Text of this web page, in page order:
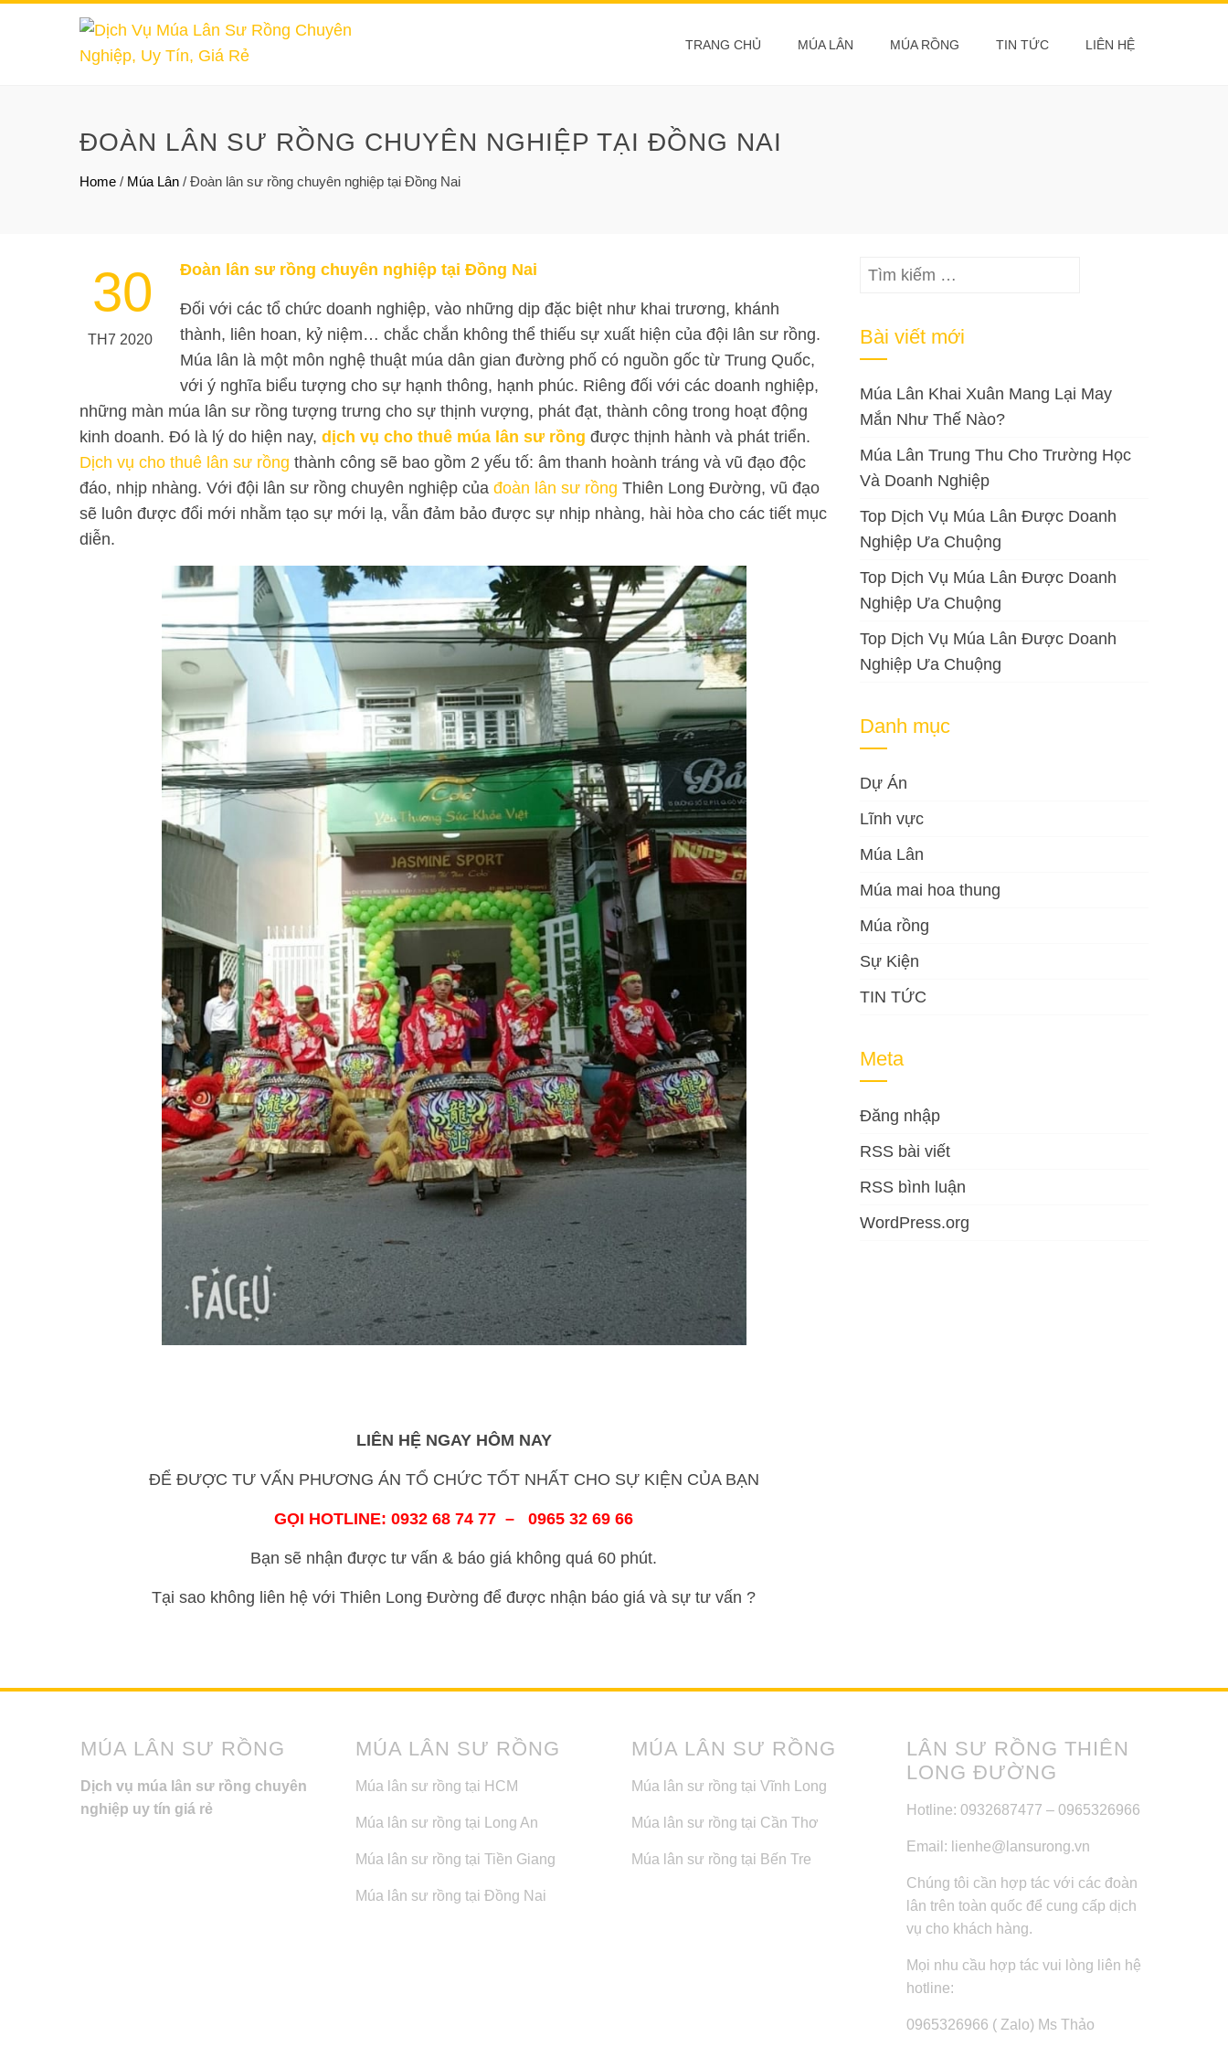
TRANG CHỦ MÚA LÂN MÚA RỒNG TIN TỨC LIÊN HỆ
ĐOÀN LÂN SƯ RỒNG CHUYÊN NGHIỆP TẠI ĐỒNG NAI
Home / Múa Lân / Đoàn lân sư rồng chuyên nghiệp tại Đồng Nai
30
TH7 2020
Đoàn lân sư rồng chuyên nghiệp tại Đồng Nai
Đối với các tổ chức doanh nghiệp, vào những dịp đặc biệt như khai trương, khánh
thành, liên hoan, kỷ niệm… chắc chắn không thể thiếu sự xuất hiện của đội lân sư rồng.
Múa lân là một môn nghệ thuật múa dân gian đường phố có nguồn gốc từ Trung Quốc,
với ý nghĩa biểu tượng cho sự hạnh thông, hạnh phúc. Riêng đối với các doanh nghiệp,
những màn múa lân sư rồng tượng trưng cho sự thịnh vượng, phát đạt, thành công trong hoạt động
kinh doanh. Đó là lý do hiện nay, dịch vụ cho thuê múa lân sư rồng được thịnh hành và phát triển.
Dịch vụ cho thuê lân sư rồng thành công sẽ bao gồm 2 yếu tố: âm thanh hoành tráng và vũ đạo độc
đáo, nhịp nhàng. Với đội lân sư rồng chuyên nghiệp của đoàn lân sư rồng Thiên Long Đường, vũ đạo
sẽ luôn được đổi mới nhằm tạo sự mới lạ, vẫn đảm bảo được sự nhịp nhàng, hài hòa cho các tiết mục
diễn.
LIÊN HỆ NGAY HÔM NAY
ĐỂ ĐƯỢC TƯ VẤN PHƯƠNG ÁN TỔ CHỨC TỐT NHẤT CHO SỰ KIỆN CỦA BẠN
GỌI HOTLINE: 0932 68 74 77 – 0965 32 69 66
Bạn sẽ nhận được tư vấn & báo giá không quá 60 phút.
Tại sao không liên hệ với Thiên Long Đường để được nhận báo giá và sự tư vấn ?
Tìm
Bài viết mới
Múa Lân Khai Xuân Mang Lại May
Mắn Như Thế Nào?
Múa Lân Trung Thu Cho Trường Học
Và Doanh Nghiệp
Top Dịch Vụ Múa Lân Được Doanh
Nghiệp Ưa Chuộng
Top Dịch Vụ Múa Lân Được Doanh
Nghiệp Ưa Chuộng
Top Dịch Vụ Múa Lân Được Doanh
Nghiệp Ưa Chuộng
Danh mục
Dự Án
Lĩnh vực
Múa Lân
Múa mai hoa thung
Múa rồng
Sự Kiện
TIN TỨC
Meta
Đăng nhập
RSS bài viết
RSS bình luận
WordPress.org
MÚA LÂN SƯ RỒNG
Dịch vụ múa lân sư rồng chuyên
nghiệp uy tín giá rẻ
MÚA LÂN SƯ RỒNG
Múa lân sư rồng tại HCM
Múa lân sư rồng tại Long An
Múa lân sư rồng tại Tiền Giang
Múa lân sư rồng tại Đồng Nai
MÚA LÂN SƯ RỒNG
Múa lân sư rồng tại Vĩnh Long
Múa lân sư rồng tại Cần Thơ
Múa lân sư rồng tại Bến Tre
LÂN SƯ RỒNG THIÊN
LONG ĐƯỜNG
Hotline: 0932687477 – 0965326966
Email: lienhe@lansurong.vn
Chúng tôi cần hợp tác với các đoàn
lân trên toàn quốc để cung cấp dịch
vụ cho khách hàng.
Mọi nhu cầu hợp tác vui lòng liên hệ
hotline:
0965326966 ( Zalo) Ms Thảo